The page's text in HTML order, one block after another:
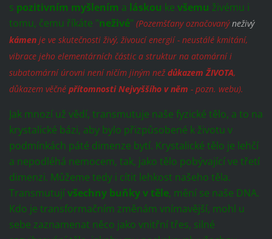
s pozitivním myšlením a láskou ke všemu živému i
tomu, čemu říkáte "neživé" (Pozemšťanyoznačovanýneživý
kámenje ve skutečnosti živý, živoucí energií - neustálé kmitání,
vibrace jeho elementárních částic a struktur na atomární i
subatomární úrovni není ničím jiným neždůkazem ŽIVOTA,
důkazem věčnépřítomnosti Nejvyššího v něm - pozn. webu).
Jak mnozí už vědí, transmutuje naše fyzické tělo, a to na
krystalické bázi, aby bylo přizpůsobené k životu v
podmínkách páté dimenze bytí. Krystalické tělo je lehčí
a nepodléhá nemocem, tak, jako tělo pobývající ve třetí
dimenzi. Můžeme tedy i cítit lehkost našeho těla.
Transmutujívšechny buňky v těle, mění se naše DNA.
Kdo je transformačním změnám vnímavější, mohl u
sebe zaznamenat něco jako vnitřní třes, silné